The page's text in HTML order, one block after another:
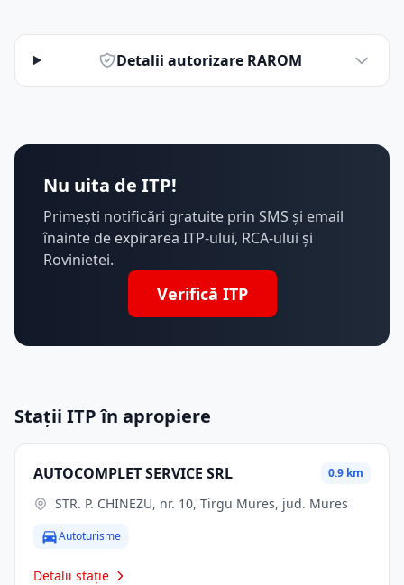
Detalii autorizare RAROM
Nu uita de ITP!
Primești notificări gratuite prin SMS și email
înainte de expirarea ITP-ului, RCA-ului și
Rovinietei.
Verifică ITP
Stații ITP în apropiere
AUTOCOMPLET SERVICE SRL 0.9 km
STR. P. CHINEZU, nr. 10, Tirgu Mures, jud. Mures
Autoturisme
Detalii stație